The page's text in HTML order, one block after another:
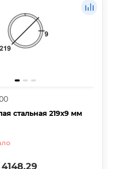
стальная 219х9 мм
4148.29